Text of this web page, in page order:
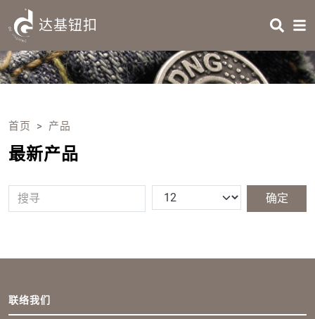
Skip to main content
ITEM 2
ITEM 3
ITEM 6
ITEM 7
达基钮扣
Body
首页 产品
最新产品
Body
联络我们